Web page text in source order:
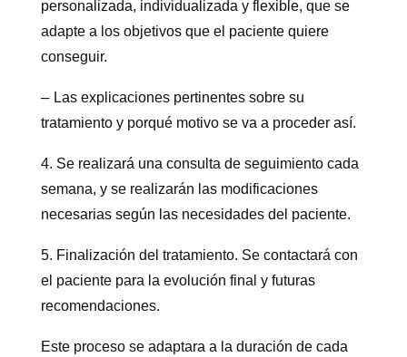
personalizada, individualizada y flexible, que se
adapte a los objetivos que el paciente quiere
conseguir.
– Las explicaciones pertinentes sobre su
tratamiento y porqué motivo se va a proceder así.
4. Se realizará una consulta de seguimiento cada
semana, y se realizarán las modificaciones
necesarias según las necesidades del paciente.
5. Finalización del tratamiento. Se contactará con
el paciente para la evolución final y futuras
recomendaciones.
Este proceso se adaptara a la duración de cada